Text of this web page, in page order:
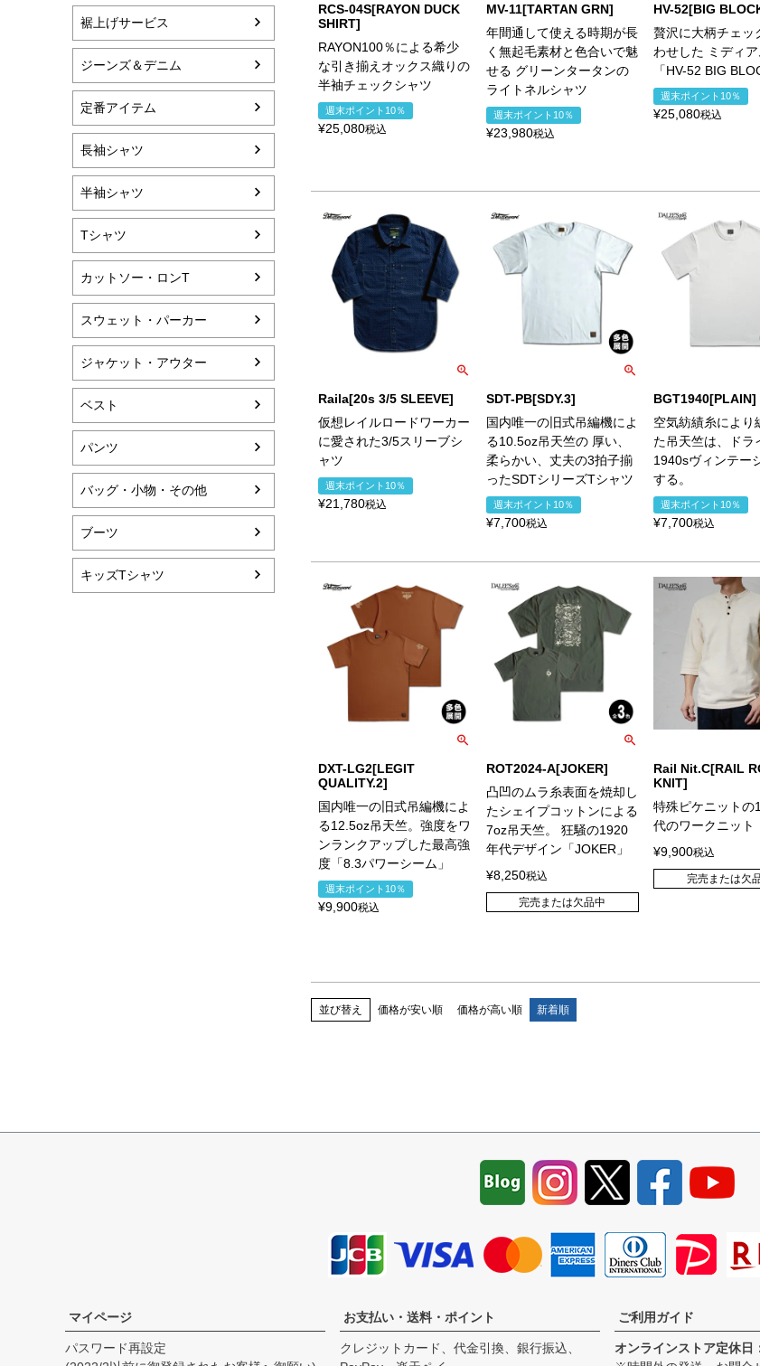
裾上げサービス
ジーンズ＆デニム
定番アイテム
長袖シャツ
半袖シャツ
Tシャツ
カットソー・ロンT
スウェット・パーカー
ジャケット・アウター
ベスト
パンツ
バッグ・小物・その他
ブーツ
キッズTシャツ
RCS-04S[RAYON DUCK
SHIRT]
RAYON100％による希少
な引き揃えオックス織りの
半袖チェックシャツ
週末ポイント10％
¥25,080税込
MV-11[TARTAN GRN]
年間通して使える時期が長
く無起毛素材と色合いで魅
せる グリーンタータンの
ライトネルシャツ
週末ポイント10％
¥23,980税込
HV-52[BIG
贅沢に大柄チェッ
わせした ミディ
「HV-52 BIG
週末ポイント10％
¥25,080税込
Raila[20s 3/5 SLEEVE]
仮想レイルロードワーカー
に愛された3/5スリーブシ
ャツ
週末ポイント10％
¥21,780税込
SDT-PB[SDY.3]
国内唯一の旧式吊編機によ
る10.5oz吊天竺の 厚い、
柔らかい、丈夫の3拍子揃
ったSDTシリーズTシャツ
週末ポイント10％
¥7,700税込
BGT1940[PLAIN]
空気紡績糸により
た吊天竺は、ドラ
1940sヴィンテー
する。
週末ポイント10％
¥7,700税込
DXT-LG2[LEGIT
QUALITY.2]
国内唯一の旧式吊編機によ
る12.5oz吊天竺。強度をワ
ンランクアップした最高強
度「8.3パワーシーム」
週末ポイント10％
¥9,900税込
ROT2024-A[JOKER]
凸凹のムラ糸表面を焼却し
たシェイプコットンによる
7oz吊天竺。 狂騒の1920
年代デザイン「JOKER」
¥8,250税込
完売または欠品中
Rail Nit.C[RAIL
KNIT]
特殊ピケニットの
代のワークニット
¥9,900税込
完売または欠
並び替え 価格が安い順 価格が高い順 新着順
マイページ
パスワード再設定
お支払い・送料・ポイント
クレジットカード、代金引換、銀行振込、
ご利用ガイド
オンラインストア定休日